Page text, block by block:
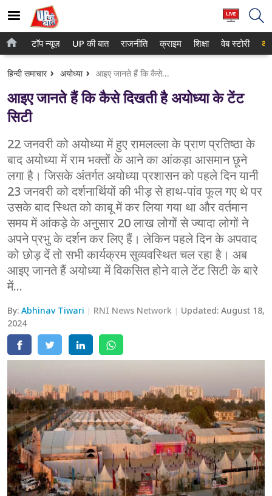
होम
टॉप न्यूज़
UP की बात
क्राइम
शिक्षा
वेब स्टोरी
टॉप न्यूज़ UP की बात राजनीति क्राइम शिक्षा वेब स्टोरी
हिन्दी समाचार अयोध्या आइए जानते हैं कि कैसे दिखती है अयोध्या के टेंट सिटी
आइए जानते हैं कि कैसे दिखती है अयोध्या के टेंट
सिटी
22 जनवरी को अयोध्या में हुए रामलल्ला के प्राण प्रतिष्ठा के
बाद अयोध्या में राम भक्तों के आने का आंकड़ा आसमान छूने
लगा है। जिसके अंतर्गत अयोध्या प्रशासन को पहले दिन यानी
23 जनवरी को दर्शनार्थियों की भीड़ से हाथ-पांव फूल गए थे पर
उसके बाद स्थित को काबू में कर लिया गया था और वर्तमान
समय में आंकड़े के अनुसार 20 लाख लोगों से ज्यादा लोगों ने
अपने प्रभु के दर्शन कर लिए हैं। लेकिन पहले दिन के अपवाद
को छोड़ दें तो सभी कार्यक्रम सुव्यवस्थित चल रहा है। अब
आइए जानते हैं अयोध्या में विकसित होने वाले टेंट सिटी के बारे
में...
By:Abhinav Tiwari RNI News Network Updated:August 18,
2024
गाजियाबाद
लखनऊ
वाराणसी
आगरा
अयोध्या
अलीगढ़
मथुरा
मेरठ
मुरादाबाद
गोरखपुर
रामपुर